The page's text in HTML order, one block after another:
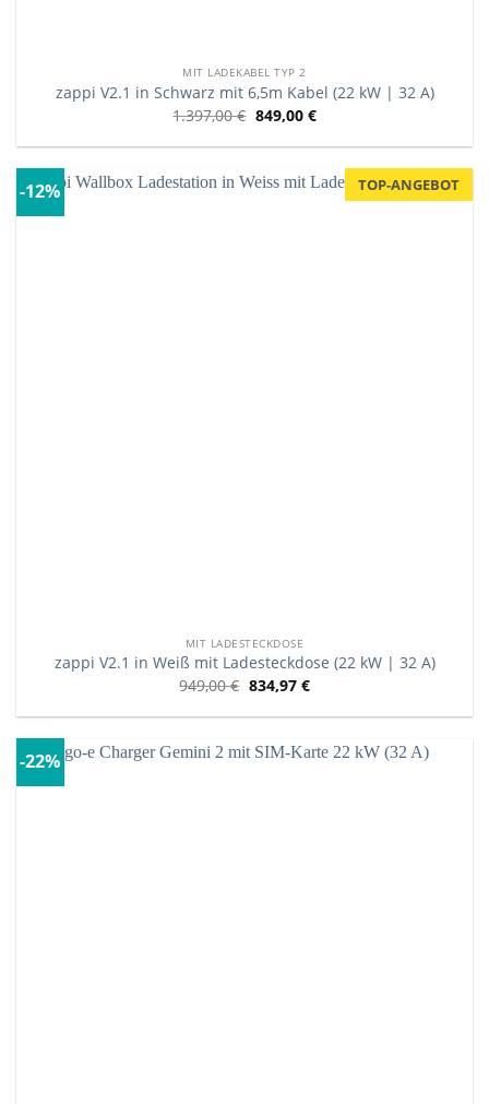
MIT LADEKABEL TYP 2
zappi V2.1 in Schwarz mit 6,5m Kabel (22 kW | 32 A)
1.397,00€ 849,00 €
-12% TOP-ANGEBOT
MIT LADESTECKDOSE
zappi V2.1 in Weiß mit Ladesteckdose (22 kW | 32 A)
949,00€ 834,97 €
-22%